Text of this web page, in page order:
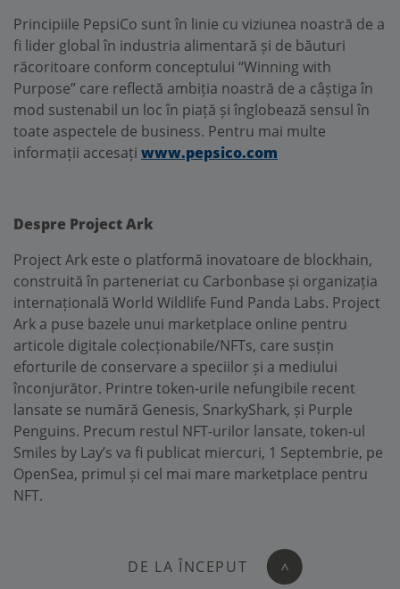
Principiile PepsiCo sunt în linie cu viziunea noastră de a
fi lider global în industria alimentară și de băuturi
răcoritoare conform conceptului “Winning with
Purpose” care reflectă ambiția noastră de a câștiga în
mod sustenabil un loc în piață și înglobează sensul în
toate aspectele de business. Pentru mai multe
informații accesați www.pepsico.com
Despre Project Ark
Project Ark este o platformă inovatoare de blockhain,
construită în parteneriat cu Carbonbase și organizația
internațională World Wildlife Fund Panda Labs. Project
Ark a puse bazele unui marketplace online pentru
articole digitale colecționabile/NFTs, care susțin
eforturile de conservare a speciilor și a mediului
înconjurător. Printre token-urile nefungibile recent
lansate se numără Genesis, SnarkyShark, și Purple
Penguins. Precum restul NFT-urilor lansate, token-ul
Smiles by Lay’s va fi publicat miercuri, 1 Septembrie, pe
OpenSea, primul și cel mai mare marketplace pentru
NFT.
DE LA ÎNCEPUT >